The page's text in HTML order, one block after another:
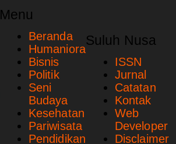
Menu
Beranda
Humaniora
Bisnis
Politik
Seni
Budaya
Kesehatan
Pariwisata
Pendidikan
Suluh Nusa
ISSN
Jurnal
Catatan
Kontak
Web
Developer
Disclaimer